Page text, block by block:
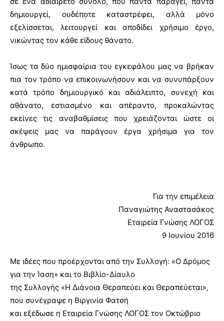
δημιουργεί, ουδέποτε καταστρέφει, αλλά μόνο
εξελίσσεται, λειτουργεί και αποδίδει χρήσιμο έργο,
νικώντας τον κάθε είδους θάνατο.
Ίσως τα δύο ημισφαίρια του εγκεφάλου μας να βρήκαν
πια τον τρόπο να επικοινωνήσουν και να συνυπάρξουν
κατά τρόπο δημιουργικό και αδιάλειπτο, συνεχή και
αθάνατο, εστιασμένο και απέραντο, προκαλώντας
εκείνες τις αναβαθμίσεις που χρειάζονται ώστε οι
σκέψεις μας να παράγουν έργα χρήσιμα για τον
άνθρωπο.
Για την επιμέλεια
Παναγιώτης Αναστασάκος
Εταιρεία Γνώσης ΛΟΓΟΣ
9 Ιουνίου 2016
Με ιδέες που προέρχονται από την Συλλογή: «Ο Δρόμος
για την Ίαση» και το Βιβλίο-Δίαυλο
της Συλλογής «Η Διάνοια Θεραπεύει και Θεραπεύεται»,
που συνέγραψε η Βιργινία Φατσή
και εξέδωσε η Εταιρεία Γνώσης ΛΟΓΟΣ τον Οκτώβριο